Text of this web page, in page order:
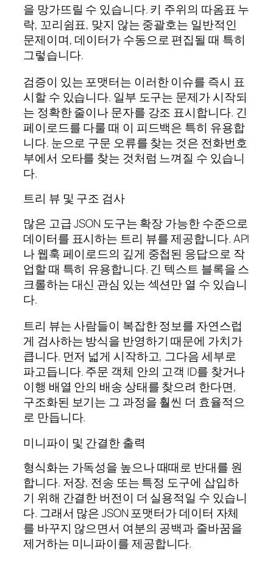
을 망가뜨릴 수 있습니다. 키 주위의 따옴표 누
락, 꼬리쉼표, 맞지 않는 중괄호는 일반적인
문제이며, 데이터가 수동으로 편집될 때 특히
그렇습니다.
검증이 있는 포맷터는 이러한 이슈를 즉시 표
시할 수 있습니다. 일부 도구는 문제가 시작되
는 정확한 줄이나 문자를 강조 표시합니다. 긴
페이로드를 다룰 때 이 피드백은 특히 유용합
니다. 눈으로 구문 오류를 찾는 것은 전화번호
부에서 오타를 찾는 것처럼 느껴질 수 있습니
다.
트리 뷰 및 구조 검사
많은 고급 JSON 도구는 확장 가능한 수준으로
데이터를 표시하는 트리 뷰를 제공합니다. API
나 웹훅 페이로드의 깊게 중첩된 응답으로 작
업할 때 특히 유용합니다. 긴 텍스트 블록을 스
크롤하는 대신 관심 있는 섹션만 열 수 있습니
다.
트리 뷰는 사람들이 복잡한 정보를 자연스럽
게 검사하는 방식을 반영하기 때문에 가치가
큽니다. 먼저 넓게 시작하고, 그다음 세부로
파고듭니다. 주문 객체 안의 고객 ID를 찾거나
이행 배열 안의 배송 상태를 찾으려 한다면,
구조화된 보기는 그 과정을 훨씬 더 효율적으
로 만듭니다.
미니파이 및 간결한 출력
형식화는 가독성을 높으나 때때로 반대를 원
합니다. 저장, 전송 또는 특정 도구에 삽입하
기 위해 간결한 버전이 더 실용적일 수 있습니
다. 그래서 많은 JSON 포맷터가 데이터 자체
를 바꾸지 않으면서 여분의 공백과 줄바꿈을
제거하는 미니파이를 제공합니다.